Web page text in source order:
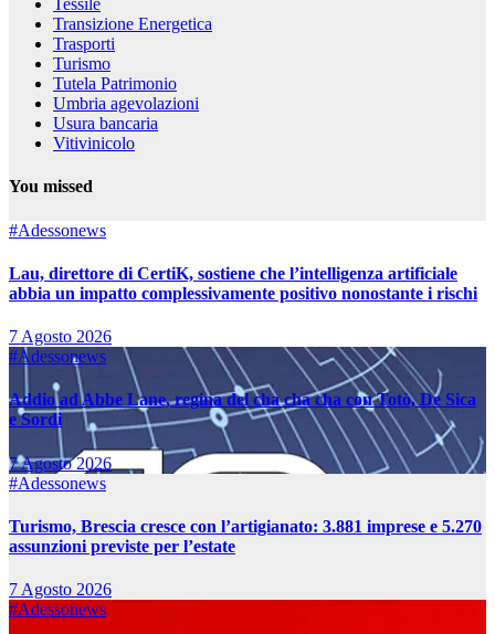
Tessile
Transizione Energetica
Trasporti
Turismo
Tutela Patrimonio
Umbria agevolazioni
Usura bancaria
Vitivinicolo
You missed
#Adessonews
Lau, direttore di CertiK, sostiene che l’intelligenza artificiale
abbia un impatto complessivamente positivo nonostante i rischi
7 Agosto 2026
#Adessonews
Addio ad Abbe Lane, regina del cha cha cha con Totò, De Sica
e Sordi
7 Agosto 2026
#Adessonews
Turismo, Brescia cresce con l’artigianato: 3.881 imprese e 5.270
assunzioni previste per l’estate
7 Agosto 2026
#Adessonews